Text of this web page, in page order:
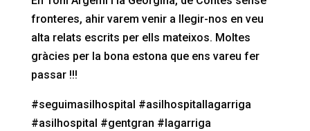
fronteres, ahir varem venir a llegir-nos en veu
alta relats escrits per ells mateixos. Moltes
gràcies per la bona estona que ens vareu fer
passar !!!
#seguimasilhospital #asilhospitallagarriga
#asilhospital #gentgran #lagarriga